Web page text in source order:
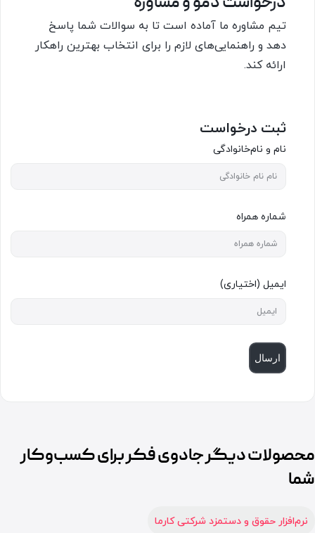
تیم مشاوره ما آماده است تا به سوالات شما پاسخ
دهد و راهنمایی‌های لازم را برای انتخاب بهترین راهکار
ارائه کند.
ثبت درخواست
نام و نام‌خانوادگی
شماره همراه
ایمیل (اختیاری)
ارسال
محصولات دیگر جادوی فکر برای کسب‌وکار
شما
نرم‌افزار حقوق و دستمزد شرکتی کارما